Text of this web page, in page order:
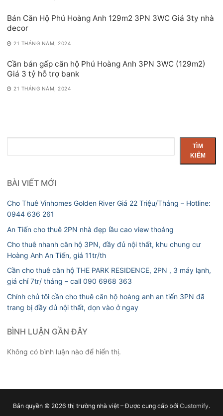
Bán Căn Hộ Phú Hoàng Anh 129m2 3PN 3WC Giá 3ty nhà
decor
21 THÁNG NĂM, 2024
Cần bán gấp căn hộ Phú Hoàng Anh 3PN 3WC (129m2)
Giá 3 tỷ hỗ trợ bank
21 THÁNG NĂM, 2024
kiếm
TÌM
KIẾM
BÀI VIẾT MỚI
Cho Thuê Vinhomes Golden River Giá 22 Triệu/Tháng – Hotline:
0944 636 261
An Tiến cho thuê 2PN nhà đẹp lầu cao view thoáng
Cho thuê nhanh căn hộ 3PN, đầy đủ nội thất, khu chung cư
Hoàng Anh An Tiến, giá 11tr/th
Cần cho thuê căn hộ THE PARK RESIDENCE, 2PN , 3 máy lạnh,
giá chỉ 7tr/ tháng – call 090 6968 363
Chính chủ tôi cần cho thuê căn hộ hoàng anh an tiến 3PN đã
trang bị đầy đủ nội thất, dọn vào ở ngay
BÌNH LUẬN GẦN ĐÂY
Không có bình luận nào để hiển thị.
Bản quyền © 2026 thị trường nhà việt – Được cung cấp bởi Customify.